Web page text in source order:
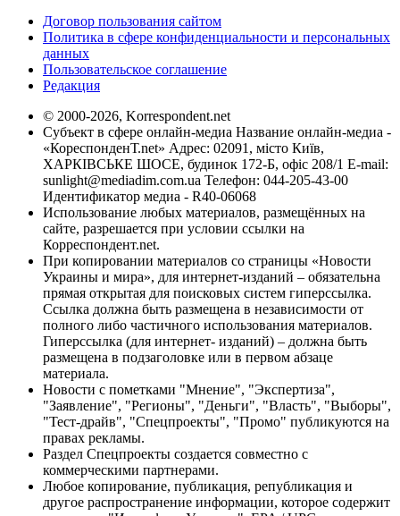
Договор пользования сайтом
Политика в сфере конфиденциальности и персональных
данных
Пользовательское соглашение
Редакция
© 2000-2026, Korrespondent.net
Субъект в сфере онлайн-медиа Название онлайн-медиа -
«КореспонденТ.net» Адрес: 02091, місто Київ,
ХАРКІВСЬКЕ ШОСЕ, будинок 172-Б, офіс 208/1 E-mail:
sunlight@mediadim.com.ua Телефон: 044-205-43-00
Идентификатор медиа - R40-06068
Использование любых материалов, размещённых на
сайте, разрешается при условии ссылки на
Корреспондент.net.
При копировании материалов со страницы «Новости
Украины и мира», для интернет-изданий – обязательна
прямая открытая для поисковых систем гиперссылка.
Ссылка должна быть размещена в независимости от
полного либо частичного использования материалов.
Гиперссылка (для интернет- изданий) – должна быть
размещена в подзаголовке или в первом абзаце
материала.
Новости с пометками "Мнение", "Экспертиза",
"Заявление", "Регионы", "Деньги", "Власть", "Выборы",
"Тест-драйв", "Спецпроекты", "Промо" публикуются на
правах рекламы.
Раздел Спецпроекты создается совместно с
коммерческими партнерами.
Любое копирование, публикация, републикация и
другое распространение информации, которое содержит